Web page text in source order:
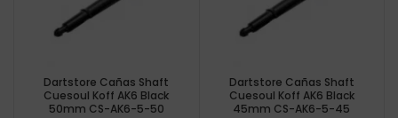
Dartstore Cañas Shaft
Cuesoul Koff AK6 Black
50mm CS-AK6-5-50
Dartstore Cañas Shaft
Cuesoul Koff AK6 Black
45mm CS-AK6-5-45